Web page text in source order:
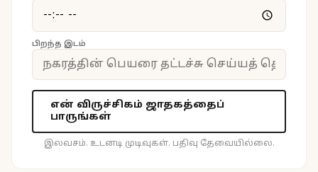
பிறந்த இடம்
என் விருச்சிகம் ஜாதகத்தைப்
பாருங்கள்
இலவசம். உடனடி முடிவுகள். பதிவு தேவையில்லை.